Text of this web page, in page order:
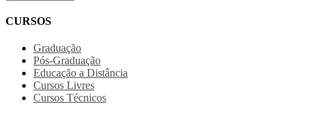
CURSOS
Graduação
Pós-Graduação
Educação a Distância
Cursos Livres
Cursos Técnicos